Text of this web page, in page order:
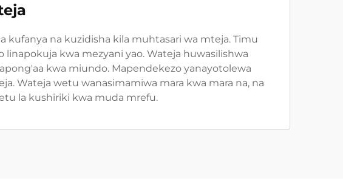
kufanya na kuzidisha kila muhtasari wa mteja. Timu
kwa mezyani yao. Wateja huwasilishwa
kwa miundo. Mapendekezo yanayotolewa
Wateja wetu wanasimamiwa mara kwa mara na, na
la kushiriki kwa muda mrefu.